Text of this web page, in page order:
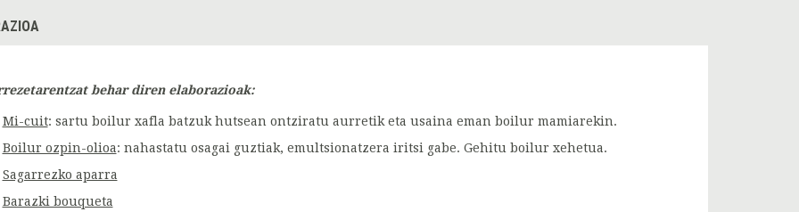
behar diren elaborazioak:
Mi-cuit: sartu boilur xafla batzuk hutsean ontziratu aurretik eta usaina eman boilur mamiarekin.
Boilur ozpin-olioa: nahastatu osagai guztiak, emultsionatzera iritsi gabe. Gehitu boilur xehetua.
Sagarrezko aparra
Barazki bouqueta